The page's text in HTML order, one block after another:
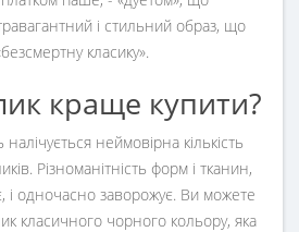
і стильний образ, що
класику».
краще купити?
неймовірна кількість
Різноманітність форм і тканин,
і одночасно заворожує. Ви можете
класичного чорного кольору, яка